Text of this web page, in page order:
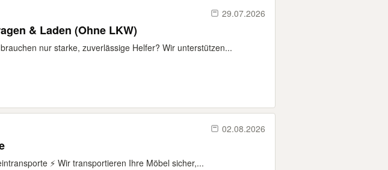
29.07.2026
& Laden (Ohne LKW)
nur starke, zuverlässige Helfer? Wir unterstützen...
02.08.2026
⚡️ Wir transportieren Ihre Möbel sicher,...